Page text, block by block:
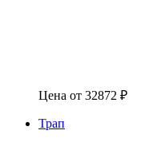
Цена от 32872 ₽
Трап